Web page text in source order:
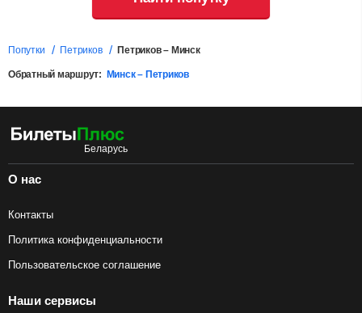
Попутки Петриков Петриков – Минск
Обратный маршрут: Минск – Петриков
О нас
Контакты
Политика конфиденциальности
Пользовательское соглашение
Наши сервисы